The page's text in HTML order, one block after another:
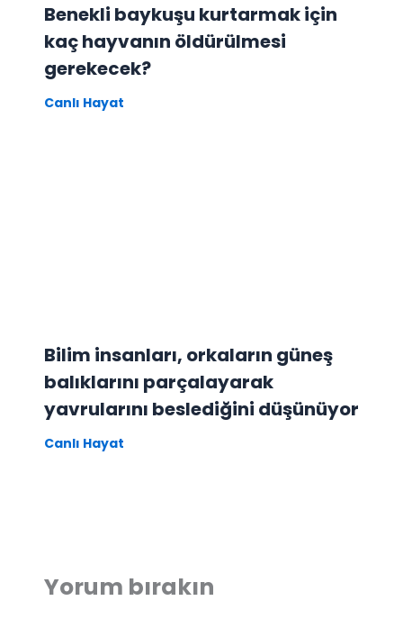
Benekli baykuşu kurtarmak için
kaç hayvanın öldürülmesi
gerekecek?
Canlı Hayat
Bilim insanları, orkaların güneş
balıklarını parçalayarak
yavrularını beslediğini düşünüyor
Canlı Hayat
Yorum bırakın